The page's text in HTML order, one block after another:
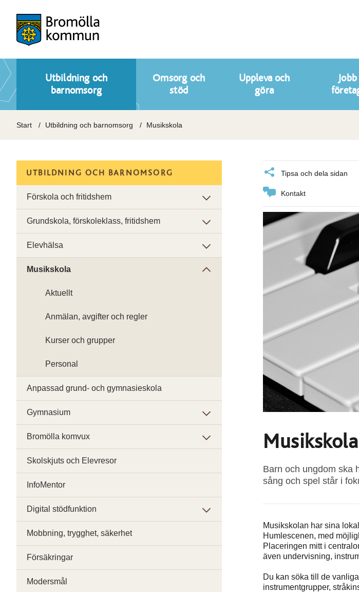
Utbildning och
barnomsorg
Omsorg och
stöd
Uppleva och
göra
Start Utbildning och barnomsorg Musikskola
Tipsa och dela sidan
Kontakt
Musikskola
Barn och ungdom ska
sång och spel står i
Musikskolan har sina
Humlescenen, med
Placeringen mitt i
även undervisning,
Du kan söka till de
instrumentgrupper,
UTBILDNING OCH BARNOMSORG
Förskola och fritidshem
Grundskola, förskoleklass, fritidshem
Elevhälsa
Musikskola
Aktuellt
Anmälan, avgifter och regler
Kurser och grupper
Personal
Anpassad grund- och gymnasieskola
Gymnasium
Bromölla komvux
Skolskjuts och Elevresor
InfoMentor
Digital stödfunktion
Mobbning, trygghet, säkerhet
Försäkringar
Modersmål